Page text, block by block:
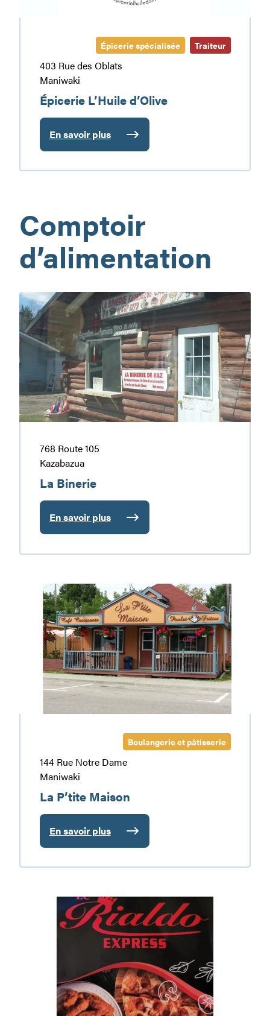
Épicerie spécialisée Traiteur
403 Rue des Oblats
Maniwaki
Épicerie L’Huile d’Olive
En savoir plus
:
Épicerie
L’Huile
Comptoir
d’alimentation
La
Binerie
768 Route 105
Kazabazua
La Binerie
En savoir plus
:
La
Binerie
Maison
Boulangerie et pâtisserie
144 Rue Notre Dame
Maniwaki
La P’tite Maison
En savoir plus
:
La
P’tite